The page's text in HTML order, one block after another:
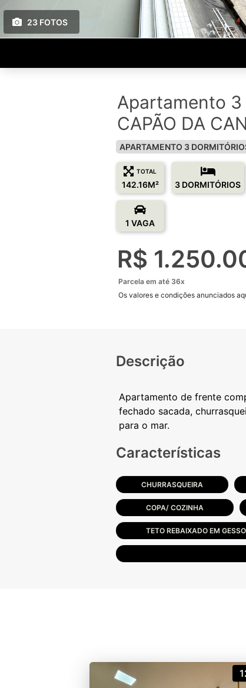
23 FOTOS
Apartamento
CAPÃO DA
APARTAMENTO 3
TOTAL
142.16M² 3 DORMITÓRIOS
1 VAGA
R$
Parcela em até 36x
Os valores e condições anunciados
Descrição
Apartamento de frente
fechado sacada,
Características
CHURRASQUEIRA
COPA/ COZINHA
TETO REBAIXADO EM GESSO